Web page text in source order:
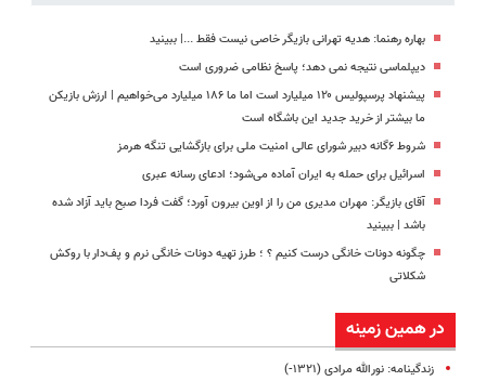
بهاره رهنما: هدیه تهرانی بازیگر خاصی نیست فقط ...|‌ ببینید
دیپلماسی نتیجه‌ نمی دهد؛ پاسخ نظامی ضروری است
پیشنهاد پرسپولیس ۱۲۰ میلیارد است اما ما ۱۸۶ میلیارد می‌خواهیم | ارزش بازیکن
ما بیشتر از خرید جدید این باشگاه است
شروط ۶گانه دبیر شورای عالی امنیت ملی برای بازگشایی تنگه هرمز
اسرائیل برای حمله به ایران آماده می‌شود؛ ادعای رسانه عبری
آقای بازیگر: مهران مدیری من را از اوین بیرون آورد؛ گفت فردا صبح باید آزاد شده
باشد | ببینید
چگونه دونات خانگی درست کنیم ؟ ؛ طرز تهیه دونات خانگی نرم و پف‌دار با روکش
شکلاتی
در همین زمینه
زندگینامه: نورالله مرادی (۱۳۲۱-)